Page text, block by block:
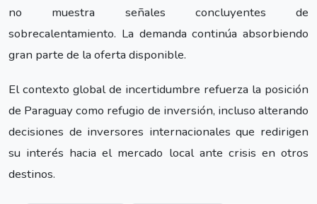
no muestra señales concluyentes de
sobrecalentamiento. La demanda continúa absorbiendo
gran parte de la oferta disponible.
El contexto global de incertidumbre refuerza la posición
de Paraguay como refugio de inversión, incluso alterando
decisiones de inversores internacionales que redirigen
su interés hacia el mercado local ante crisis en otros
destinos.